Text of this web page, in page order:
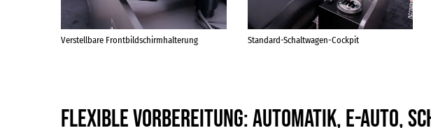
Verstellbare Frontbildschirmhalterung Standard-Schaltwagen-Cockpit
Flexible Vorbereitung: Automatik, E-Auto,